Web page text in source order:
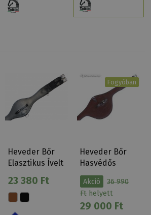
Heveder Bőr
Elasztikus Ívelt
23 380 Ft
Fogyóban
Heveder Bőr
Hasvédős
Elasztikus
Daslö
Akció
36 990
Ft helyett
29 000 Ft